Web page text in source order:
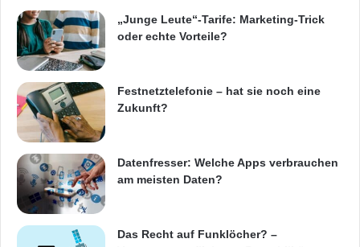
mit einem Zeitaufwand von wenigen Stunden
auch in komplexen Content Management
Systemen.
Das Konzept von LaterPay
LaterPay macht das Verkaufen von digitalen
Inhalten so einfach wie möglich. Anbieter
können dafür zwischen unterschiedlichen
Erlösmodellen wählen. Durch die
„Junge Leute“-Tarife: Marketing-Trick
oder echte Vorteile?
Festnetztelefonie – hat sie noch eine
Zukunft?
Datenfresser: Welche Apps verbrauchen
am meisten Daten?
Das Recht auf Funklöcher? –